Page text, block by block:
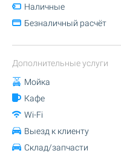
Наличные
Безналичный расчёт
Дополнительные услуги
Мойка
Кафе
Wi-Fi
Выезд к клиенту
Склад/запчасти